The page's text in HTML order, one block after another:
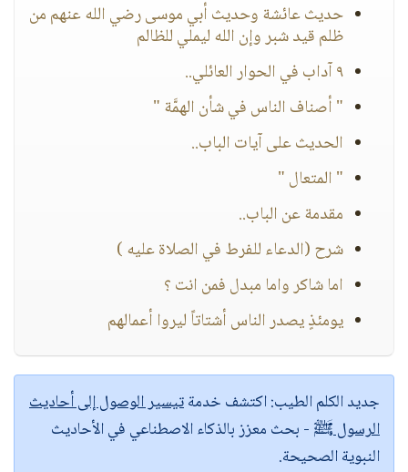
حديث عائشة وحديث أبي موسى رضي الله عنهم من
ظلم قيد شبر وإن الله ليملي للظالم
٩ آداب في الحوار العائلي..
" أصناف الناس في شأن الهمَّة "
الحديث على آيات الباب..
" المتعال "
مقدمة عن الباب..
شرح (الدعاء للفرط في الصلاة عليه )
اما شاكر واما مبدل فمن انت ؟
يومئذٍ يصدر الناس أشتاتاً ليروا أعمالهم
جديد الكلم الطيب:اكتشف خدمةتيسير الوصول إلى أحاديث
الرسول ﷺ - بحث معزز بالذكاء الاصطناعي في الأحاديث
النبوية الصحيحة.